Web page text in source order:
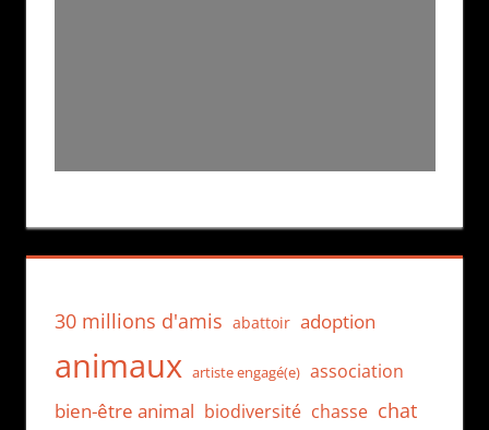
30 millions d'amis abattoir adoption
animaux artiste engagé(e) association
bien-être animal biodiversité chasse chat